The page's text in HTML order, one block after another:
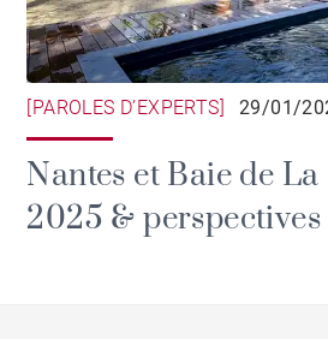
[PAROLES D’EXPERTS] 29/01/
Nantes et Baie de
2025 &